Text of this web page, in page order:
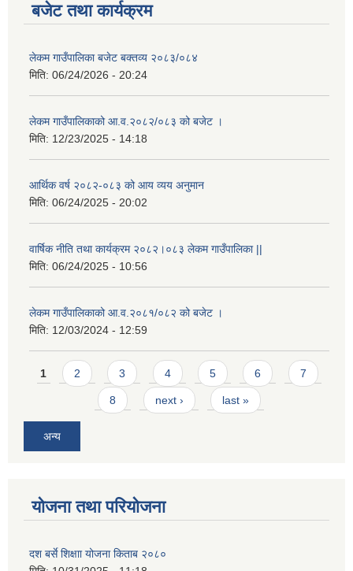
बजेट तथा कार्यक्रम
लेकम गाउँपालिका बजेट बक्तव्य २०८३/०८४
मिति: 06/24/2026 - 20:24
लेकम गाउँपालिकाको आ.व.२०८२/०८३ को बजेट ।
मिति: 12/23/2025 - 14:18
आर्थिक वर्ष २०८२-०८३ को आय व्यय अनुमान
मिति: 06/24/2025 - 20:02
वार्षिक नीति तथा कार्यक्रम २०८२।०८३ लेकम गाउँपालिका ||
मिति: 06/24/2025 - 10:56
लेकम गाउँपालिकाको आ.व.२०८१/०८२ को बजेट ।
मिति: 12/03/2024 - 12:59
Pages
1 2 3 4 5 6 7
8 next › last »
अन्य
योजना तथा परियोजना
दश बर्से शिक्षाा योजना किताब २०८०